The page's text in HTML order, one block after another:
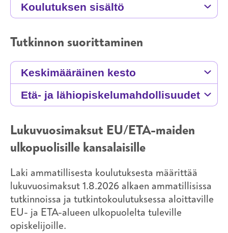
Koulutuksen sisältö
Tutkinnon suorittaminen
Keskimääräinen kesto
Etä- ja lähiopiskelumahdollisuudet
Lukuvuosimaksut EU/ETA-maiden
ulkopuolisille kansalaisille
Laki ammatillisesta koulutuksesta määrittää
lukuvuosimaksut 1.8.2026 alkaen ammatillisissa
tutkinnoissa ja tutkintokoulutuksessa aloittaville
EU- ja ETA-alueen ulkopuolelta tuleville
opiskelijoille.